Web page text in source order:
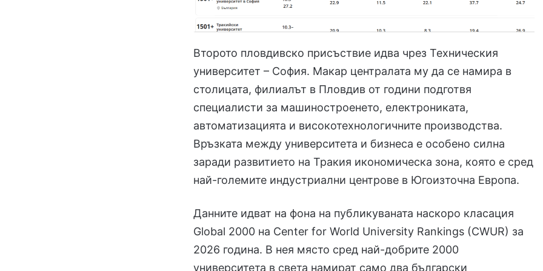
Второто пловдивско присъствие идва чрез Техническия
университет – София. Макар централата му да се намира в
столицата, филиалът в Пловдив от години подготвя
специалисти за машиностроенето, електрониката,
автоматизацията и високотехнологичните производства.
Връзката между университета и бизнеса е особено силна
заради развитието на Тракия икономическа зона, която е сред
най-големите индустриални центрове в Югоизточна Европа.
Данните идват на фона на публикуваната наскоро класация
Global 2000 на Center for World University Rankings (CWUR) за
2026 година. В нея място сред най-добрите 2000
университета в света намират само два български